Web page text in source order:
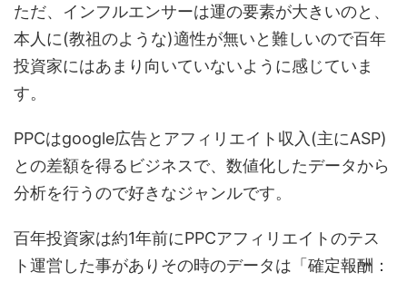
ただ、インフルエンサーは運の要素が大きいのと、
本人に(教祖のような)適性が無いと難しいので百年
投資家にはあまり向いていないように感じていま
す。
PPCはgoogle広告とアフィリエイト収入(主にASP)
との差額を得るビジネスで、数値化したデータから
分析を行うので好きなジャンルです。
百年投資家は約1年前にPPCアフィリエイトのテス
ト運営した事がありその時のデータは「確定報酬：